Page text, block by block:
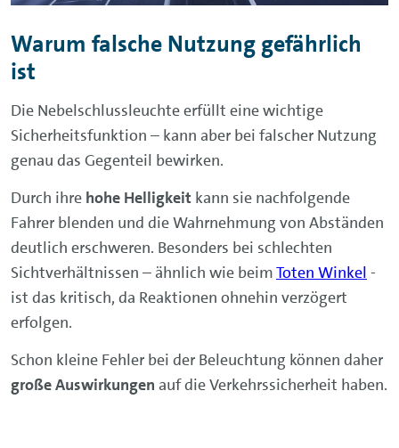
Warum falsche Nutzung gefährlich
ist
Die Nebelschlussleuchte erfüllt eine wichtige
Sicherheitsfunktion – kann aber bei falscher Nutzung
genau das Gegenteil bewirken.
Durch ihre hohe Helligkeit kann sie nachfolgende
Fahrer blenden und die Wahrnehmung von Abständen
deutlich erschweren. Besonders bei schlechten
Sichtverhältnissen – ähnlich wie beimToten Winkel -
ist das kritisch, da Reaktionen ohnehin verzögert
erfolgen.
Schon kleine Fehler bei der Beleuchtung können daher
große Auswirkungen auf die Verkehrssicherheit haben.